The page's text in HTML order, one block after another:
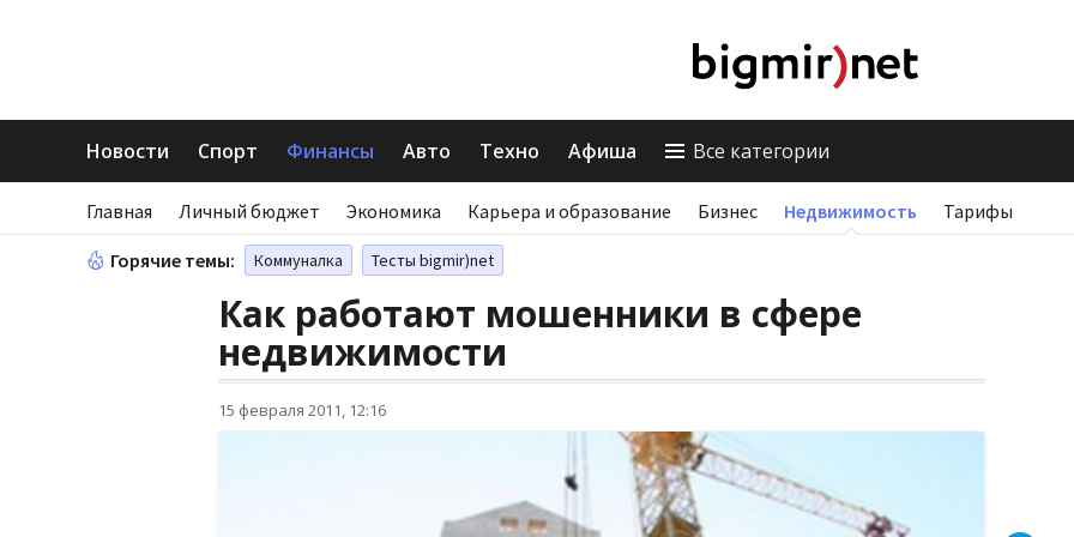
Новости Спорт Финансы Авто Техно Афиша Все категории
Главная Личный бюджет Экономика Карьера и образование Бизнес Недвижимость Тарифы
Горячие темы: Коммуналка Тесты bigmir)net
Как работают мошенники в сфере
недвижимости
15 февраля 2011, 12:16